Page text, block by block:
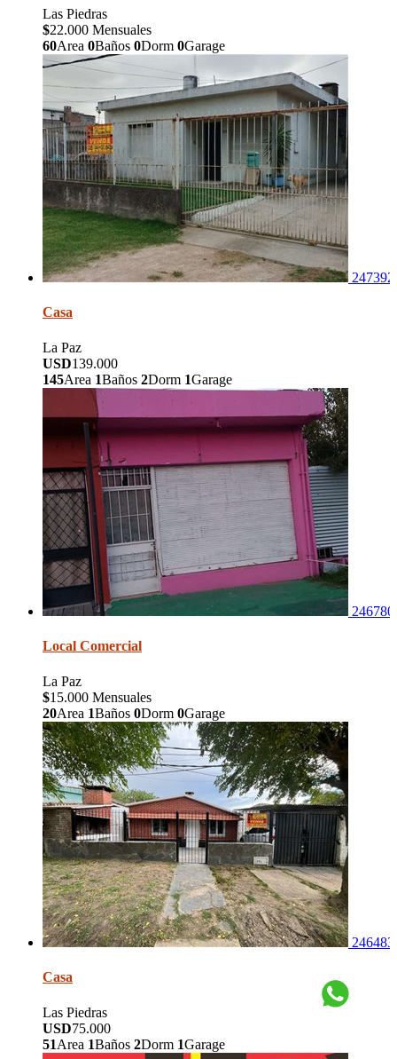
Las Piedras
$22.000 Mensuales
60Area 0Baños 0Dorm 0Garage
247392
Casa
La Paz
USD139.000
145Area 1Baños 2Dorm 1Garage
246780
Local Comercial
La Paz
$15.000 Mensuales
20Area 1Baños 0Dorm 0Garage
246483
Casa
Las Piedras
USD75.000
51Area 1Baños 2Dorm 1Garage